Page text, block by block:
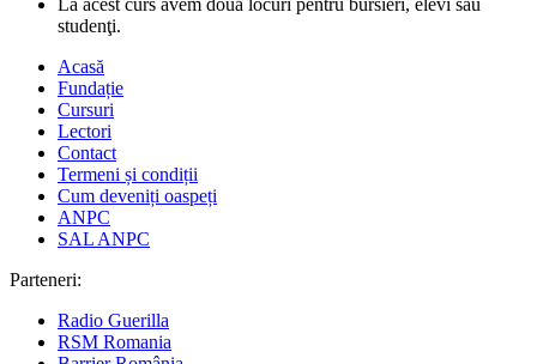
La acest curs avem două locuri pentru bursieri, elevi sau
studenţi.
Acasă
Fundație
Cursuri
Lectori
Contact
Termeni și condiții
Cum deveniți oaspeți
ANPC
SAL ANPC
Parteneri:
Radio Guerilla
RSM Romania